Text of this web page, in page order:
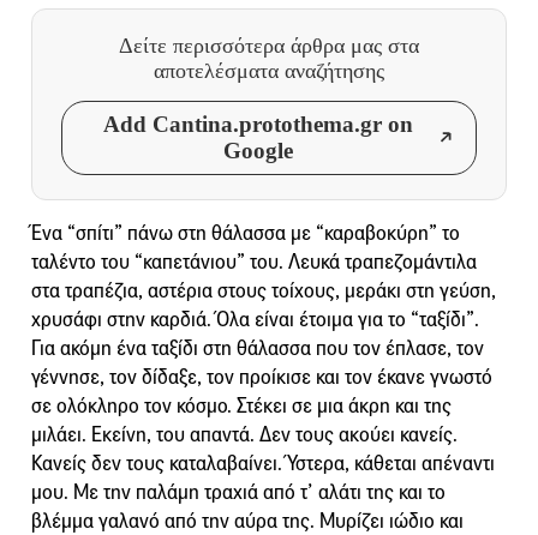
Δείτε περισσότερα άρθρα μας στα
αποτελέσματα αναζήτησης
Add Cantina.protothema.gr on
Google
Ένα “σπίτι” πάνω στη θάλασσα με “καραβοκύρη” το
ταλέντο του “καπετάνιου” του. Λευκά τραπεζομάντιλα
στα τραπέζια, αστέρια στους τοίχους, μεράκι στη γεύση,
χρυσάφι στην καρδιά. Όλα είναι έτοιμα για το “ταξίδι”.
Για ακόμη ένα ταξίδι στη θάλασσα που τον έπλασε, τον
γέννησε, τον δίδαξε, τον προίκισε και τον έκανε γνωστό
σε ολόκληρο τον κόσμο. Στέκει σε μια άκρη και της
μιλάει. Εκείνη, του απαντά. Δεν τους ακούει κανείς.
Κανείς δεν τους καταλαβαίνει. Ύστερα, κάθεται απέναντι
μου. Με την παλάμη τραχιά από τ’ αλάτι της και το
βλέμμα γαλανό από την αύρα της. Μυρίζει ιώδιο και